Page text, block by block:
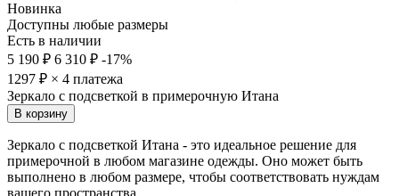
Новинка
Доступны любые размеры
Есть в наличии
5 190 ₽ 6 310 ₽ -17%
1297 ₽ × 4 платежа
Зеркало с подсветкой в примерочную Итана
В корзину
Зеркало с подсветкой Итана - это идеальное решение для
примерочной в любом магазине одежды. Оно может быть
выполнено в любом размере, чтобы соответствовать нуждам